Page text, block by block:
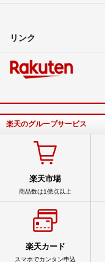
リンク
楽天のグループサービス
楽天市場
商品数は1億点以上
楽天カード
スマホでカンタン申込